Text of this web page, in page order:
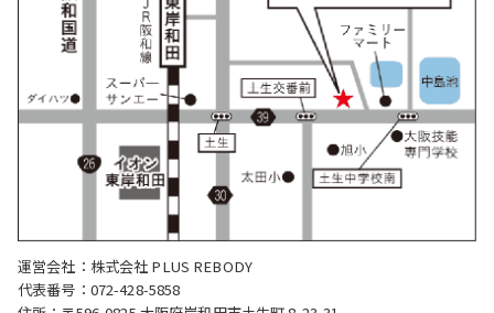
運営会社：株式会社 PLUS REBODY
代表番号：072-428-5858